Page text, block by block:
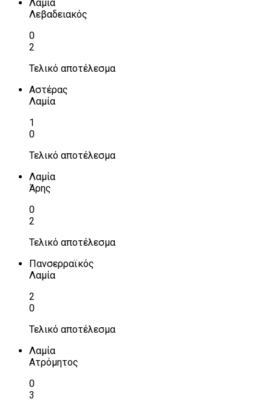
Λαμία
Λεβαδειακός
0
2
Τελικό αποτέλεσμα
Αστέρας
Λαμία
1
0
Τελικό αποτέλεσμα
Λαμία
Άρης
0
2
Τελικό αποτέλεσμα
Πανσερραϊκός
Λαμία
2
0
Τελικό αποτέλεσμα
Λαμία
Ατρόμητος
0
3